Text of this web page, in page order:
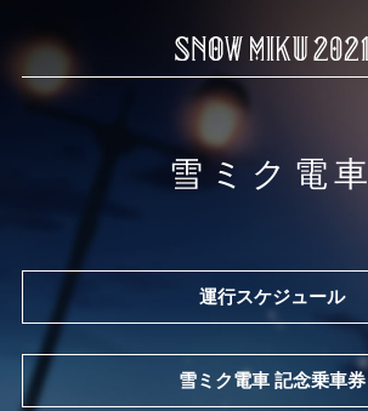
雪ミク電車
運行スケジュール
雪ミク電車 記念乗車券